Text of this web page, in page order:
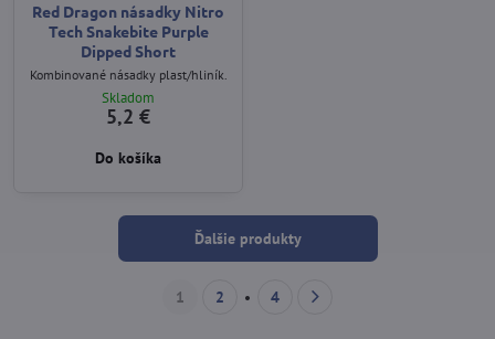
Red Dragon násadky Nitro
Tech Snakebite Purple
Dipped Short
Kombinované násadky plast/hliník.
Skladom
5,2 €
Do košíka
Ďalšie produkty
1 2 4